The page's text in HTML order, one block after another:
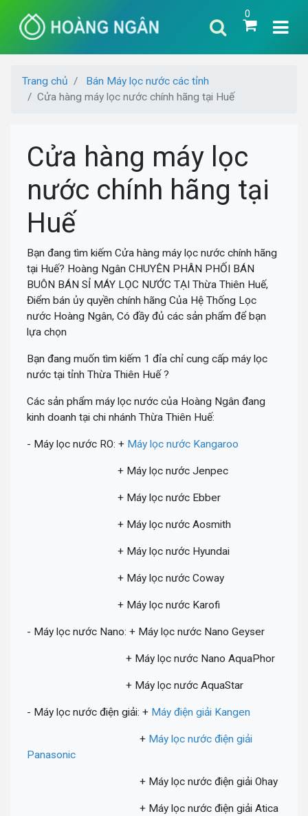
0
Trang chủ
Bán Máy lọc nước các tỉnh
Cửa hàng máy lọc nước chính hãng tại Huế
Cửa hàng máy lọc
nước chính hãng tại
Huế
Bạn đang tìm kiếm Cửa hàng máy lọc nước chính hãng
tại Huế? Hoàng Ngân CHUYÊN PHÂN PHỐI BÁN
BUÔN BÁN SỈ MÁY LỌC NƯỚC TẠI Thừa Thiên Huế,
Điểm bán ủy quyền chính hãng Của Hệ Thống Lọc
nước Hoàng Ngân, Có đầy đủ các sản phẩm để bạn
lựa chọn
Bạn đang muốn tìm kiếm 1 đỉa chỉ cung cấp máy lọc
nước tại tỉnh Thừa Thiên Huế ?
Các sản phẩm máy lọc nước của Hoàng Ngân đang
kinh doanh tại chi nhánh Thừa Thiên Huế:
- Máy lọc nước RO: + Máy lọc nước Kangaroo
+ Máy lọc nước Jenpec
+ Máy lọc nước Ebber
+ Máy lọc nước Aosmith
+ Máy lọc nước Hyundai
+ Máy lọc nước Coway
+ Máy lọc nước Karofi
- Máy lọc nước Nano: + Máy lọc nước Nano Geyser
+ Máy lọc nước Nano AquaPhor
+ Máy lọc nước AquaStar
- Máy lọc nước điện giải: + Máy điện giải Kangen
+ Máy lọc nước điện giải
Panasonic
+ Máy lọc nước điện giải Ohay
+ Máy lọc nước điện giải Atica